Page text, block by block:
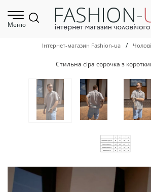
Меню
Інтернет-магазин Fashion-ua /
Стильна сіра сорочка з